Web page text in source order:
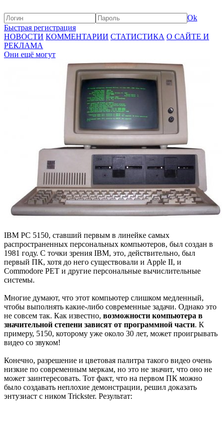
Ok
Быстрая регистрация
НОВОСТИ КОММЕНТАРИИ СТАТИСТИКА О САЙТЕ И
РЕКЛАМА
Они ещё могут
IBM PC 5150, ставший первым в линейке самых
распространенных персональных компьютеров, был создан в
1981 году. С точки зрения IBM, это, действительно, был
первый ПК, хотя до него существовали и Apple II, и
Commodore PET и другие персональные вычислительные
системы.
Многие думают, что этот компьютер слишком медленный,
чтобы выполнять какие-либо современные задачи. Однако это
не совсем так. Как известно, возможности компьютера в
значительной степени зависят от программной части. К
примеру, 5150, которому уже около 30 лет, может проигрывать
видео со звуком!
Конечно, разрешение и цветовая палитра такого видео очень
низкие по современным меркам, но это не значит, что оно не
может заинтересовать. Тот факт, что на первом ПК можно
было создавать неплохие демонстрации, решил доказать
энтузиаст с ником Trickster. Результат: